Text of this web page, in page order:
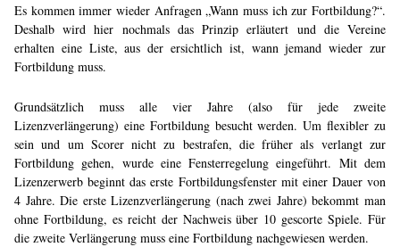
Es kommen immer wieder Anfragen „Wann muss ich zur Fortbildung?“.
Deshalb wird hier nochmals das Prinzip erläutert und die Vereine
erhalten eine Liste, aus der ersichtlich ist, wann jemand wieder zur
Fortbildung muss.
Grundsätzlich muss alle vier Jahre (also für jede zweite
Lizenzverlängerung) eine Fortbildung besucht werden. Um flexibler zu
sein und um Scorer nicht zu bestrafen, die früher als verlangt zur
Fortbildung gehen, wurde eine Fensterregelung eingeführt. Mit dem
Lizenzerwerb beginnt das erste Fortbildungsfenster mit einer Dauer von
4 Jahre. Die erste Lizenzverlängerung (nach zwei Jahre) bekommt man
ohne Fortbildung, es reicht der Nachweis über 10 gescorte Spiele. Für
die zweite Verlängerung muss eine Fortbildung nachgewiesen werden.